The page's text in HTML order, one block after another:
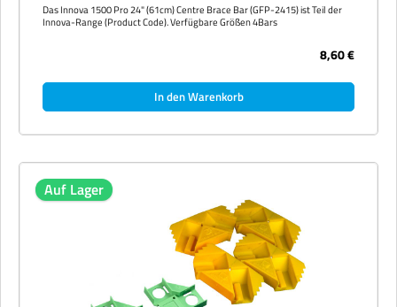
Das Innova 1500 Pro 24" (61cm) Centre Brace Bar (GFP-2415) ist Teil der
Innova-Range (Product Code). Verfügbare Größen 4Bars
8,60 €
In den Warenkorb
Auf Lager